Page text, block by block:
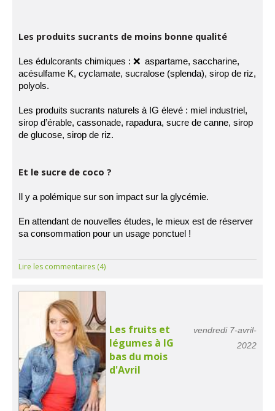
Les produits sucrants de moins bonne qualité
Les édulcorants chimiques : ❌ aspartame, saccharine,
acésulfame K, cyclamate, sucralose (splenda), sirop de riz,
polyols.
Les produits sucrants naturels à IG élevé : miel industriel,
sirop d’érable, cassonade, rapadura, sucre de canne, sirop
de glucose, sirop de riz.
Et le sucre de coco ?
Il y a polémique sur son impact sur la glycémie.
En attendant de nouvelles études, le mieux est de réserver
sa consommation pour un usage ponctuel !
Lire les commentaires (4)
Les fruits et
légumes à IG
bas du mois
d'Avril
vendredi 7-avril-
2022